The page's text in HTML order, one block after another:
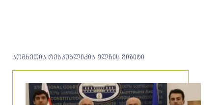
სომხეთის რესპუბლიკის ელჩის ვიზიტი